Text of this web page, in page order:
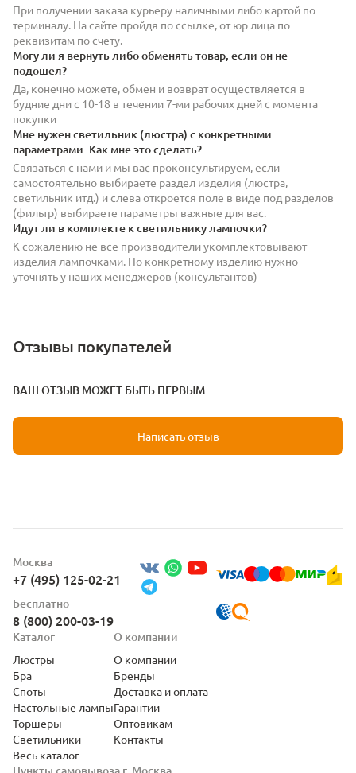
При получении заказа курьеру наличными либо картой по
терминалу. На сайте пройдя по ссылке, от юр лица по
реквизитам по счету.
Могу ли я вернуть либо обменять товар, если он не
подошел?
Да, конечно можете, обмен и возврат осуществляется в
будние дни с 10-18 в течении 7-ми рабочих дней с момента
покупки
Мне нужен светильник (люстра) с конкретными
параметрами. Как мне это сделать?
Связаться с нами и мы вас проконсультируем, если
самостоятельно выбираете раздел изделия (люстра,
светильник итд.) и слева откроется поле в виде под разделов
(фильтр) выбираете параметры важные для вас.
Идут ли в комплекте к светильнику лампочки?
К сожалению не все производители укомплектовывают
изделия лампочками. По конкретному изделию нужно
уточнять у наших менеджеров (консультантов)
Отзывы покупателей
ВАШ ОТЗЫВ МОЖЕТ БЫТЬ ПЕРВЫМ.
Написать отзыв
Москва
+7 (495) 125-02-21
Бесплатно
8 (800) 200-03-19
Каталог
Люстры
Бра
Споты
Настольные лампы
Торшеры
Светильники
Весь каталог
О компании
О компании
Бренды
Доставка и оплата
Гарантии
Оптовикам
Контакты